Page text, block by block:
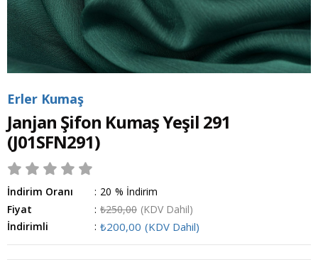
Erler Kumaş
Janjan Şifon Kumaş Yeşil 291
(J01SFN291)
İndirim Oranı : %
20
İndirim
Fiyat
: ₺250,00 (KDV Dahil)
İndirimli
: ₺200,00 (KDV Dahil)